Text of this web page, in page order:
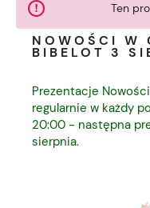
Ten
NOWOŚCI W
BIBELOT 3
Prezentacje
regularnie w każdy
20:00 - następna
sierpnia.